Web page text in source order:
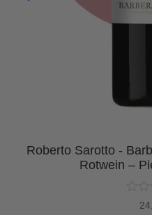
Roberto Sarotto -
Rotwein –